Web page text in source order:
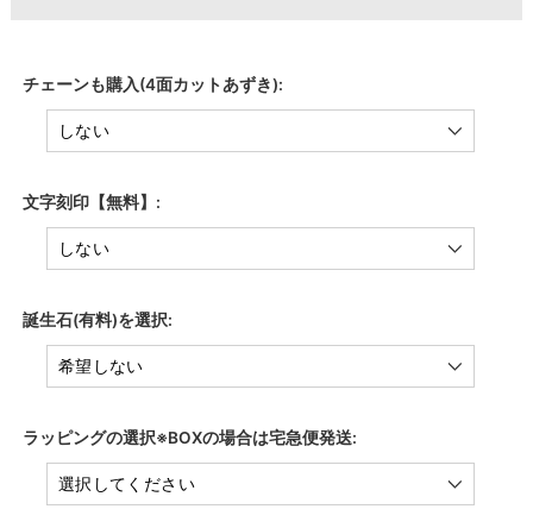
チェーンも購入(4面カットあずき):
文字刻印【無料】:
誕生石(有料)を選択:
ラッピングの選択※BOXの場合は宅急便発送: